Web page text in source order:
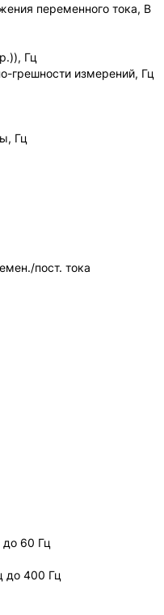
переменного тока, В
Гц
грешности измерений, Гц
Гц
пост. тока
до 60 Гц
до 400 Гц